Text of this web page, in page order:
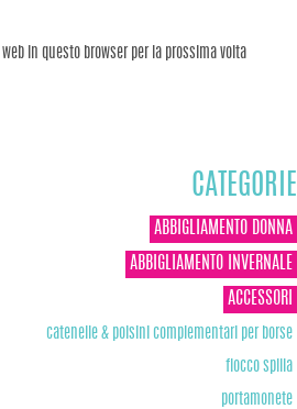
in questo browser per la prossima volta
CATEGORIE
ABBIGLIAMENTO DONNA
ABBIGLIAMENTO INVERNALE
ACCESSORI
catenelle & polsini complementari per borse
fiocco spilla
portamonete